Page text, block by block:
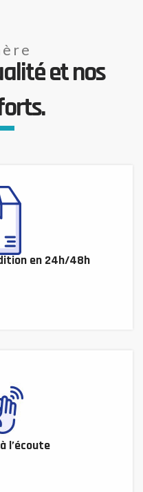
et nos
en 24h/48h
l’écoute